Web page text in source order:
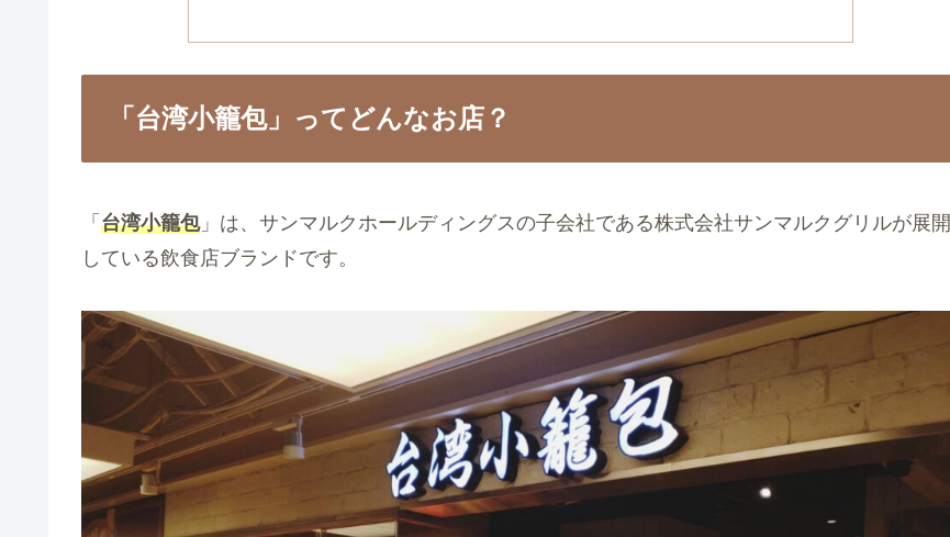
「台湾小籠包」ってどんなお店？
「 台湾小籠包」は、サンマルクホールディングスの子会社である株式会社サンマルクグリルが展開
している飲食店ブランドです。